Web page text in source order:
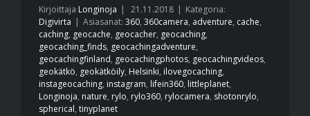
Kirjoittaja Longinoja 21.11.2018
Kategoria:
Digivirta
Asiasanat: 360, 360camera, adventure, cache,
caching, geocache, geocacher, geocaching,
geocaching_finds, geocachingadventure,
geocachingfinland, geocachingphotos, geocachingvideos,
geokätkö, geokätköily, Helsinki, ilovegocaching,
instageocaching, instagram, lifein360, littleplanet,
Longinoja, nature, rylo, rylo360, rylocamera, shotonrylo,
spherical, tinyplanet